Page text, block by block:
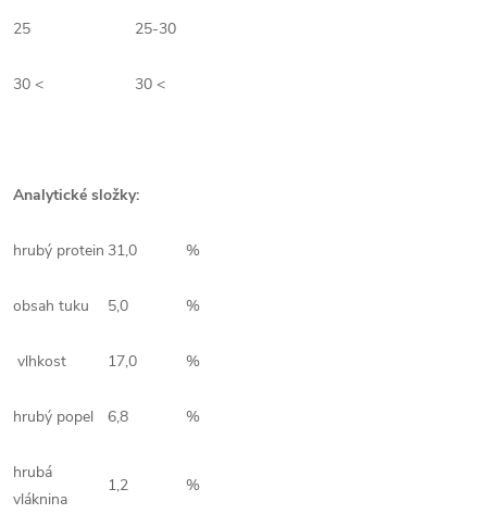
25 25-30
30 < 30 <
Analytické složky:
hrubý protein 31,0 %
obsah tuku 5,0 %
vlhkost 17,0 %
hrubý popel 6,8 %
hrubá
vláknina
1,2 %